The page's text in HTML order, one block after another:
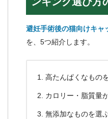
避妊手術後の猫向けキャ
を、5つ紹介します。
高たんぱくなもの
カロリー・脂質量
無添加なものを選